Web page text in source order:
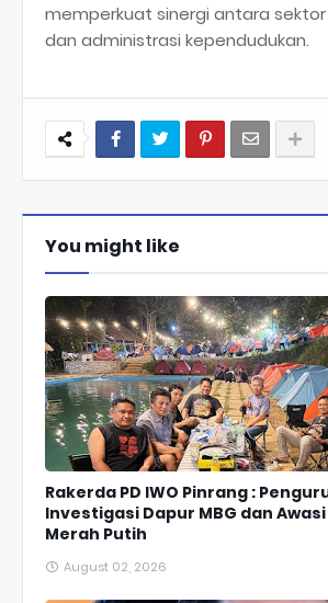
memperkuat sinergi antara
dan administrasi kependudukan.
You might like
Rakerda PD IWO Pinrang :
Investigasi Dapur MBG dan
Merah Putih
August 02, 2026